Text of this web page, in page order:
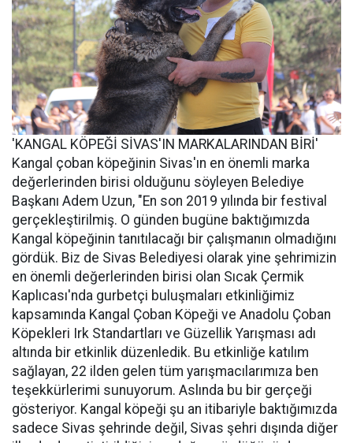
'KANGAL KÖPEĞİ SİVAS'IN MARKALARINDAN BİRİ'
Kangal çoban köpeğinin Sivas'ın en önemli marka
değerlerinden birisi olduğunu söyleyen Belediye
Başkanı Adem Uzun, "En son 2019 yılında bir festival
gerçekleştirilmiş. O günden bugüne baktığımızda
Kangal köpeğinin tanıtılacağı bir çalışmanın olmadığını
gördük. Biz de Sivas Belediyesi olarak yine şehrimizin
en önemli değerlerinden birisi olan Sıcak Çermik
Kaplıcası'nda gurbetçi buluşmaları etkinliğimiz
kapsamında Kangal Çoban Köpeği ve Anadolu Çoban
Köpekleri Irk Standartları ve Güzellik Yarışması adı
altında bir etkinlik düzenledik. Bu etkinliğe katılım
sağlayan, 22 ilden gelen tüm yarışmacılarımıza ben
teşekkürlerimi sunuyorum. Aslında bu bir gerçeği
gösteriyor. Kangal köpeği şu an itibariyle baktığımızda
sadece Sivas şehrinde değil, Sivas şehri dışında diğer